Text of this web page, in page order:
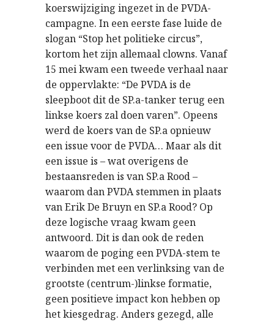
koerswijziging ingezet in de PVDA-
campagne. In een eerste fase luide de
slogan “Stop het politieke circus”,
kortom het zijn allemaal clowns. Vanaf
15 mei kwam een tweede verhaal naar
de oppervlakte: “De PVDA is de
sleepboot dit de SP.a-tanker terug een
linkse koers zal doen varen”. Opeens
werd de koers van de SP.a opnieuw
een issue voor de PVDA… Maar als dit
een issue is – wat overigens de
bestaansreden is van SP.a Rood –
waarom dan PVDA stemmen in plaats
van Erik De Bruyn en SP.a Rood? Op
deze logische vraag kwam geen
antwoord. Dit is dan ook de reden
waarom de poging een PVDA-stem te
verbinden met een verlinksing van de
grootste (centrum-)linkse formatie,
geen positieve impact kon hebben op
het kiesgedrag. Anders gezegd, alle